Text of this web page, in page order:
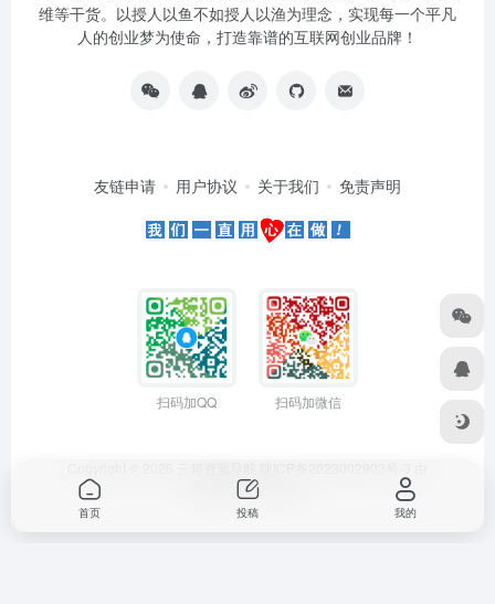
维等干货。以授人以鱼不如授人以渔为理念，实现每一个平凡
人的创业梦为使命，打造靠谱的互联网创业品牌！
友链申请 用户协议 关于我们 免责声明
扫码加QQ 扫码加微信
OneNav强力驱动
首页 投稿 我的